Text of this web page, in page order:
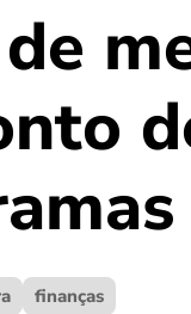
finanças